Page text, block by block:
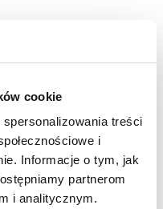
cookie
treści
i
Informacje o tym, jak
partnerom
i analitycznym.